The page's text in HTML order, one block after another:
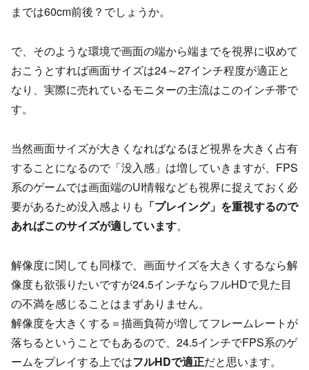
までは60cm前後？でしょうか。
で、そのような環境で画面の端から端までを視界に収めて
おこうとすれば画面サイズは24～27インチ程度が適正と
なり、実際に売れているモニターの主流はこのインチ帯で
す。
当然画面サイズが大きくなればなるほど視界を大きく占有
することになるので「没入感」は増していきますが、FPS
系のゲームでは画面端のUI情報なども視界に捉えておく必
要があるため没入感よりも 「プレイング」を重視するので
あればこのサイズが適しています。
解像度に関しても同様で、画面サイズを大きくするなら解
像度も欲張りたいですが24.5インチならフルHDで見た目
の不満を感じることはまずありません。
解像度を大きくする＝描画負荷が増してフレームレートが
落ちるということでもあるので、24.5インチでFPS系のゲ
ームをプレイする上ではフルHDで適正だと思います。